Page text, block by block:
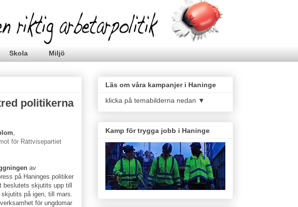
Skola Miljö
politikerna
för Rättvisepartiet
av
på Haninges politiker
skjutits upp till
på igen, till mars.
för ungdomar
Läs om våra kampanjer i Haninge
klicka på temabilderna nedan ▼
Kamp för trygga jobb i Haninge